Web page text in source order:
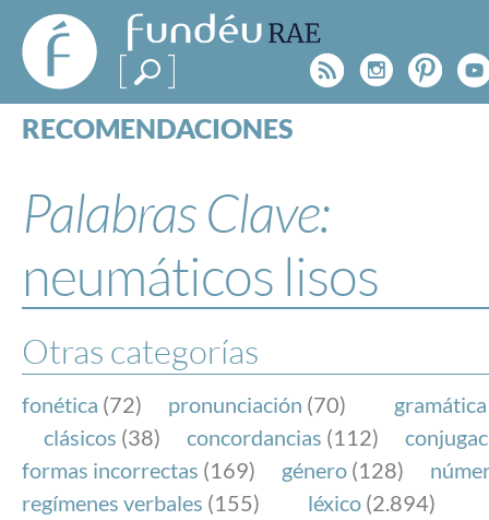
FundéuRAE
- Fundación
del Español
Urgente
Rss
RECOMENDACIONES
ESPECIALES
BLOG
NOTICIAS
FundéuRAE es una fundación patrocinada por la
y la Real Academia Española, cuyo objetivo es
el buen uso del español en los medios de
Internet.
Palabras Clave:
neumáticos lisos
Otras categorías
fonética (72) pronunciación (70) gramática
clásicos (38) concordancias (112)
formas incorrectas (169) género (128)
regímenes verbales (155) léxico (2.894)